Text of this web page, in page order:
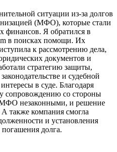
ситуации из-за долгов
(МФО), которые стали
финансов. Я обратился в
в поисках помощи. Их
к рассмотрению дела,
документов и
стратегию защиты,
и судебной
в суде. Благодаря
сопровождению со стороны
МФО незаконными, и решение
также компания смогла
и установления
долга.